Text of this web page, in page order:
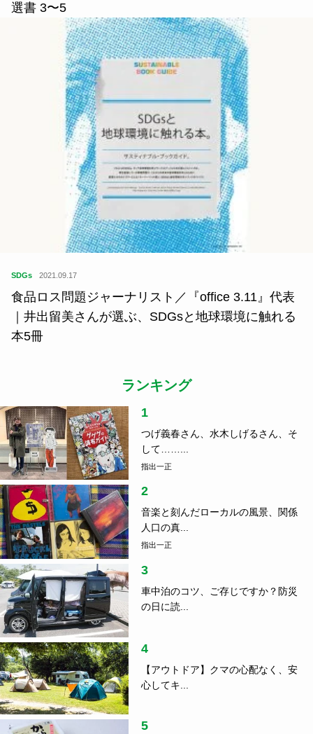
選書 3〜5
SDGs 2021.09.17
食品ロス問題ジャーナリスト／『office 3.11』代表
｜井出留美さんが選ぶ、SDGsと地球環境に触れる
本5冊
ランキング
1
つげ義春さん、水木しげるさん、そ
して……...
指出一正
2
音楽と刻んだローカルの風景、関係
人口の真...
指出一正
3
車中泊のコツ、ご存じですか？防災
の日に読...
4
【アウトドア】クマの心配なく、安
心してキ...
5